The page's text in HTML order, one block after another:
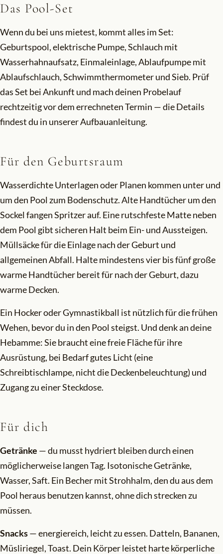
Das Pool-Set
Wenn du bei uns mietest, kommt alles im Set:
Geburtspool, elektrische Pumpe, Schlauch mit
Wasserhahnaufsatz, Einmaleinlage, Ablaufpumpe mit
Ablaufschlauch, Schwimmthermometer und Sieb. Prüf
das Set bei Ankunft und mach deinen Probelauf
rechtzeitig vor dem errechneten Termin — die Details
findest du in unserer Aufbauanleitung.
Für den Geburtsraum
Wasserdichte Unterlagen oder Planen kommen unter und
um den Pool zum Bodenschutz. Alte Handtücher um den
Sockel fangen Spritzer auf. Eine rutschfeste Matte neben
dem Pool gibt sicheren Halt beim Ein- und Aussteigen.
Müllsäcke für die Einlage nach der Geburt und
allgemeinen Abfall. Halte mindestens vier bis fünf große
warme Handtücher bereit für nach der Geburt, dazu
warme Decken.
Ein Hocker oder Gymnastikball ist nützlich für die frühen
Wehen, bevor du in den Pool steigst. Und denk an deine
Hebamme: Sie braucht eine freie Fläche für ihre
Ausrüstung, bei Bedarf gutes Licht (eine
Schreibtischlampe, nicht die Deckenbeleuchtung) und
Zugang zu einer Steckdose.
Für dich
Getränke — du musst hydriert bleiben durch einen
möglicherweise langen Tag. Isotonische Getränke,
Wasser, Saft. Ein Becher mit Strohhalm, den du aus dem
Pool heraus benutzen kannst, ohne dich strecken zu
müssen.
Snacks— energiereich, leicht zu essen. Datteln, Bananen,
Müsliriegel, Toast. Dein Körper leistet harte körperliche